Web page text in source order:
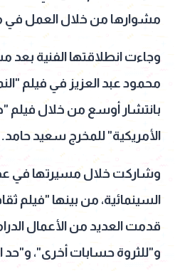
مشوارها من خلال العمل في
وجاءت انطلاقتها الفنية بعد
محمود عبد العزيز في فيلم
بانتشار أوسع من خلال فيلم
الأمريكية" للمخرج سعيد حامد.
وشاركت خلال مسيرتها في
السينمائية، من بينها "فيلم
قدمت العديد من الأعمال
و"للثروة حسابات أخرى"،